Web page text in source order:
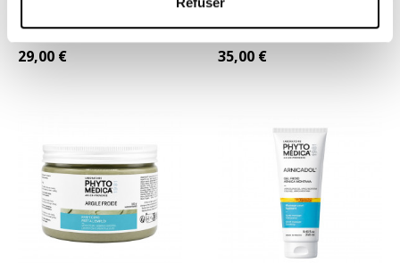
calentador-calmante ,
formulado a base de
Alcanfor...
29,00 €
PhytoMédica
con Árnica es un aceite
vegetal 100 % natural...
35,00 €